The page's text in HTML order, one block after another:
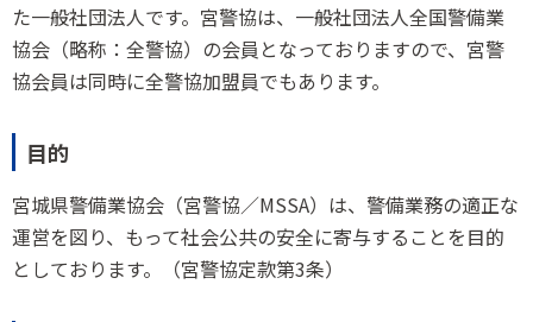
た一般社団法人です。宮警協は、一般社団法人全国警備業
協会（略称：全警協）の会員となっておりますので、宮警
協会員は同時に全警協加盟員でもあります。
目的
宮城県警備業協会（宮警協／MSSA）は、警備業務の適正な
運営を図り、もって社会公共の安全に寄与することを目的
としております。（宮警協定款第3条）